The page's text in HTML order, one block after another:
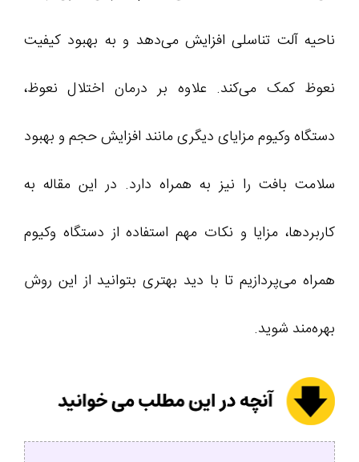
ناحیه آلت تناسلی افزایش می‌دهد و به بهبود کیفیت
نعوظ کمک می‌کند. علاوه بر درمان اختلال نعوظ،
دستگاه وکیوم مزایای دیگری مانند افزایش حجم و بهبود
سلامت بافت را نیز به همراه دارد. در این مقاله به
کاربردها، مزایا و نکات مهم استفاده از دستگاه وکیوم
همراه می‌پردازیم تا با دید بهتری بتوانید از این روش
بهره‌مند شوید.